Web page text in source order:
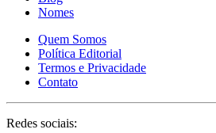
Nomes
Quem Somos
Política Editorial
Termos e Privacidade
Contato
Redes sociais: